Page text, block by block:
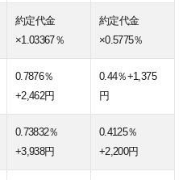
約定代金
×1.03367％
約定代金
×0.5775％
0.7876％
+2,462円
0.44％+1,375
円
0.73832％
+3,938円
0.4125％
+2,200円